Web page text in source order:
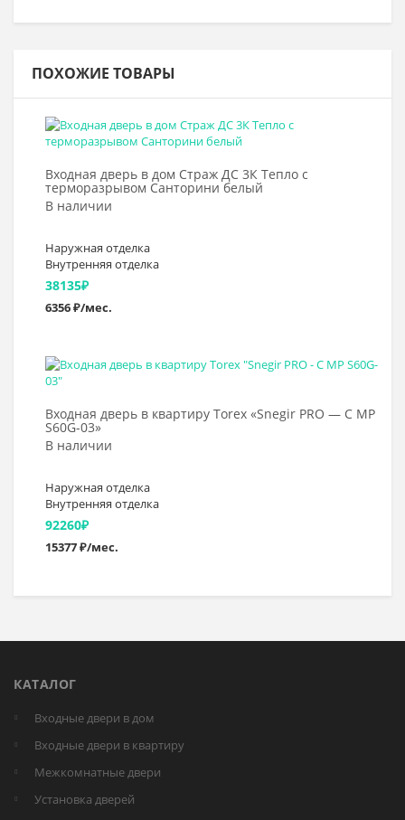
ПОХОЖИЕ ТОВАРЫ
Входная дверь в дом Страж ДС 3К Тепло с
терморазрывом Санторини белый
В наличии
Наружная отделка
Внутренняя отделка
38135₽
6356 ₽/мес.
Выбрать >
Входная дверь в квартиру Torex «Snegir PRO — C MP
S60G-03»
В наличии
Наружная отделка
Внутренняя отделка
92260₽
15377 ₽/мес.
Выбрать >
КАТАЛОГ
Входные двери в дом
Входные двери в квартиру
Межкомнатные двери
Установка дверей